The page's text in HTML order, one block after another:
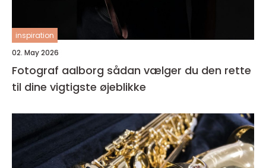
inspiration
02. May 2026
Fotograf aalborg sådan vælger du den rette
til dine vigtigste øjeblikke